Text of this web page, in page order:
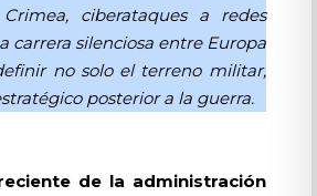
ciberataques a redes
carrera silenciosa entre Europa
no solo el terreno militar,
posterior a la guerra.
de la administración